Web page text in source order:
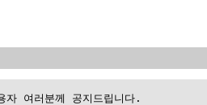
여러분께 공지드립니다.